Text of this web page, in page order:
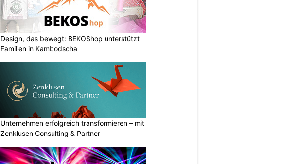
Design, das bewegt: BEKOShop unterstützt
Familien in Kambodscha
Unternehmen erfolgreich transformieren – mit
Zenklusen Consulting & Partner